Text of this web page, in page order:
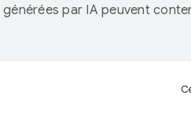
par IA peuvent